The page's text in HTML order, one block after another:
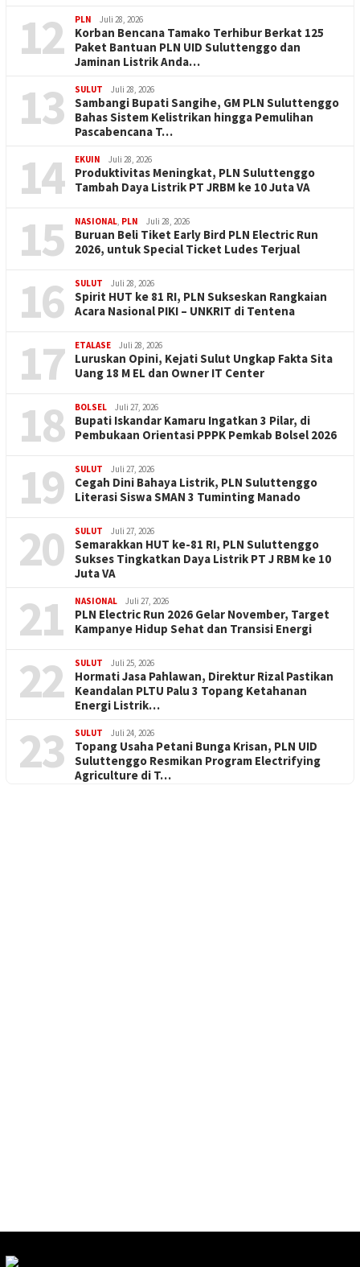
12 PLN Juli 28, 2026
Korban Bencana Tamako Terhibur Berkat 125
Paket Bantuan PLN UID Suluttenggo dan
Jaminan Listrik Anda…
13 SULUT Juli 28, 2026
Sambangi Bupati Sangihe, GM PLN Suluttenggo
Bahas Sistem Kelistrikan hingga Pemulihan
Pascabencana T…
14 EKUIN Juli 28, 2026
Produktivitas Meningkat, PLN Suluttenggo
Tambah Daya Listrik PT JRBM ke 10 Juta VA
15 NASIONAL PLN Juli 28, 2026
Buruan Beli Tiket Early Bird PLN Electric Run
2026, untuk Special Ticket Ludes Terjual
16 SULUT Juli 28, 2026
Spirit HUT ke 81 RI, PLN Sukseskan Rangkaian
Acara Nasional PIKI – UNKRIT di Tentena
17 ETALASE Juli 28, 2026
Luruskan Opini, Kejati Sulut Ungkap Fakta Sita
Uang 18 M EL dan Owner IT Center
18 BOLSEL Juli 27, 2026
Bupati Iskandar Kamaru Ingatkan 3 Pilar, di
Pembukaan Orientasi PPPK Pemkab Bolsel 2026
19 SULUT Juli 27, 2026
Cegah Dini Bahaya Listrik, PLN Suluttenggo
Literasi Siswa SMAN 3 Tuminting Manado
20 SULUT Juli 27, 2026
Semarakkan HUT ke-81 RI, PLN Suluttenggo
Sukses Tingkatkan Daya Listrik PT J RBM ke 10
Juta VA
21 NASIONAL Juli 27, 2026
PLN Electric Run 2026 Gelar November, Target
Kampanye Hidup Sehat dan Transisi Energi
22 SULUT Juli 25, 2026
Hormati Jasa Pahlawan, Direktur Rizal Pastikan
Keandalan PLTU Palu 3 Topang Ketahanan
Energi Listrik…
23 SULUT Juli 24, 2026
Topang Usaha Petani Bunga Krisan, PLN UID
Suluttenggo Resmikan Program Electrifying
Agriculture di T…